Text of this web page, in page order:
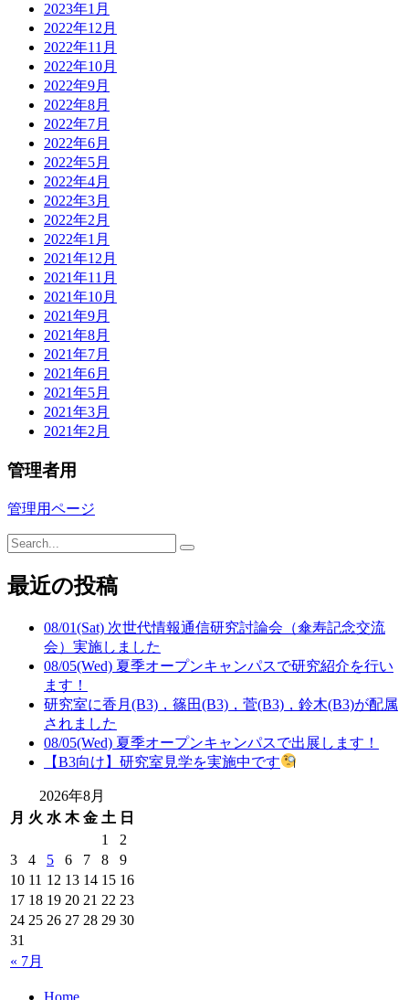
2023年1月
2022年12月
2022年11月
2022年10月
2022年9月
2022年8月
2022年7月
2022年6月
2022年5月
2022年4月
2022年3月
2022年2月
2022年1月
2021年12月
2021年11月
2021年10月
2021年9月
2021年8月
2021年7月
2021年6月
2021年5月
2021年3月
2021年2月
管理者用
管理用ページ
最近の投稿
08/01(Sat) 次世代情報通信研究討論会（傘寿記念交流
会）実施しました
08/05(Wed) 夏季オープンキャンパスで研究紹介を行い
ます！
研究室に香月(B3)，篠田(B3)，菅(B3)，鈴木(B3)が配属
されました
08/05(Wed) 夏季オープンキャンパスで出展します！
【B3向け】研究室見学を実施中です
2026年8月
月 火 水 木 金 土 日
« 7月
1
2
3
4 5 6 7 8
9
10 11 12 13 14 15 16
17 18 19 20 21 22 23
24 25 26 27 28 29 30
31
Home